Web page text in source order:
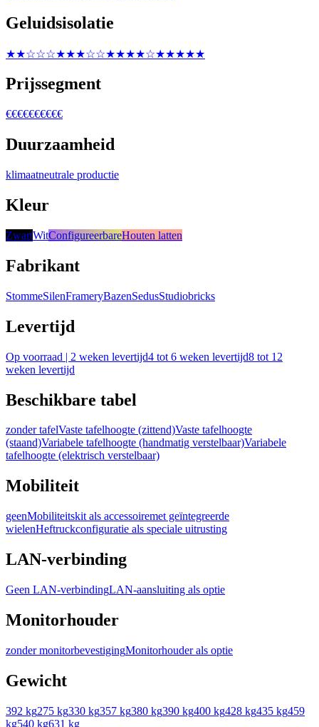
Geluidsisolatie
★★☆☆☆★★★☆☆★★★★☆★★★★★
Prijssegment
€€€€€€€€€€
Duurzaamheid
klimaatneutrale productie
Kleur
ZwartWitConfigureerbareHouten latten
Fabrikant
StommeSilenFrameryBazenSedusStudiobricks
Levertijd
Op voorraad | 2 weken levertijd4 tot 6 weken levertijd8 tot 12
weken levertijd
Beschikbare tabel
zonder tafelVaste tafelhoogte (zittend)Vaste tafelhoogte
(staand)Variabele tafelhoogte (handmatig verstelbaar)Variabele
tafelhoogte (elektrisch verstelbaar)
Mobiliteit
geenMobiliteitskit als accessoiremet geïntegreerde
wielenHeftruckconfiguratie als speciale uitrusting
LAN-verbinding
Geen LAN-verbindingLAN-aansluiting als optie
Monitorhouder
zonder monitorbevestigingMonitorhouder als optie
Gewicht
392 kg275 kg330 kg357 kg380 kg390 kg400 kg428 kg435 kg459
kg540 kg631 kg